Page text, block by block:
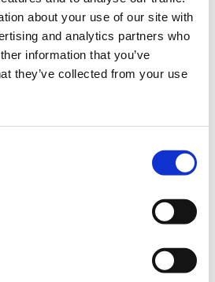
about your use of our site with
and analytics partners who
information that you’ve
they’ve collected from your use
2025 – 8 Συνέδριο Υποδομών
που το
2025, η πιο σημαντική
κοντά ηγέτες των δύο κλάδων,
αγοράς και το ευρύ κοινό που
3 ημέρες γεμάτες εμπνευσμένες
πάνελ και ευκαιρίες δικτύωσης.